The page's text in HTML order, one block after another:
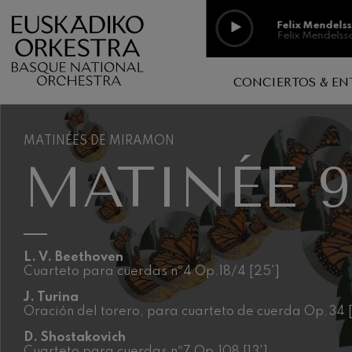
CONCIERTOS &
Conciertos en Familia
Centros educativos
Música sin exclusiones
Logelan logale
Colección
En
Vídeos
Galerías de
MATINÉES DE MIRAMON
MATINÉE
L. V. Beethoven
Cuarteto para cuerdas nº4 Op.18/4 [25']
J. Turina
Oración del torero, para cuarteto de cuerda Op.34
D. Shostakovich
Felix
Felix
Felix
Richard Strauss
Johann
Johann
O. Respighi:
O. Respighi
O. Respighi:
R.
R. Schumann